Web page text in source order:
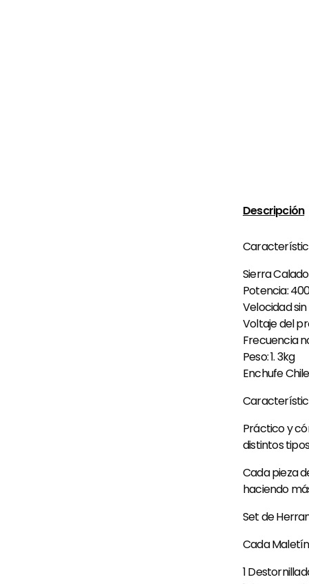
Descripción
Sierra
Potencia:
Velocidad
Voltaje del
Frecuencia
Peso: 1. 3kg
Enchufe
Práctico y
distintos
Cada pieza
haciendo
Set de
Cada
1